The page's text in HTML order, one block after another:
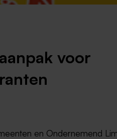
voor
en Ondernemend